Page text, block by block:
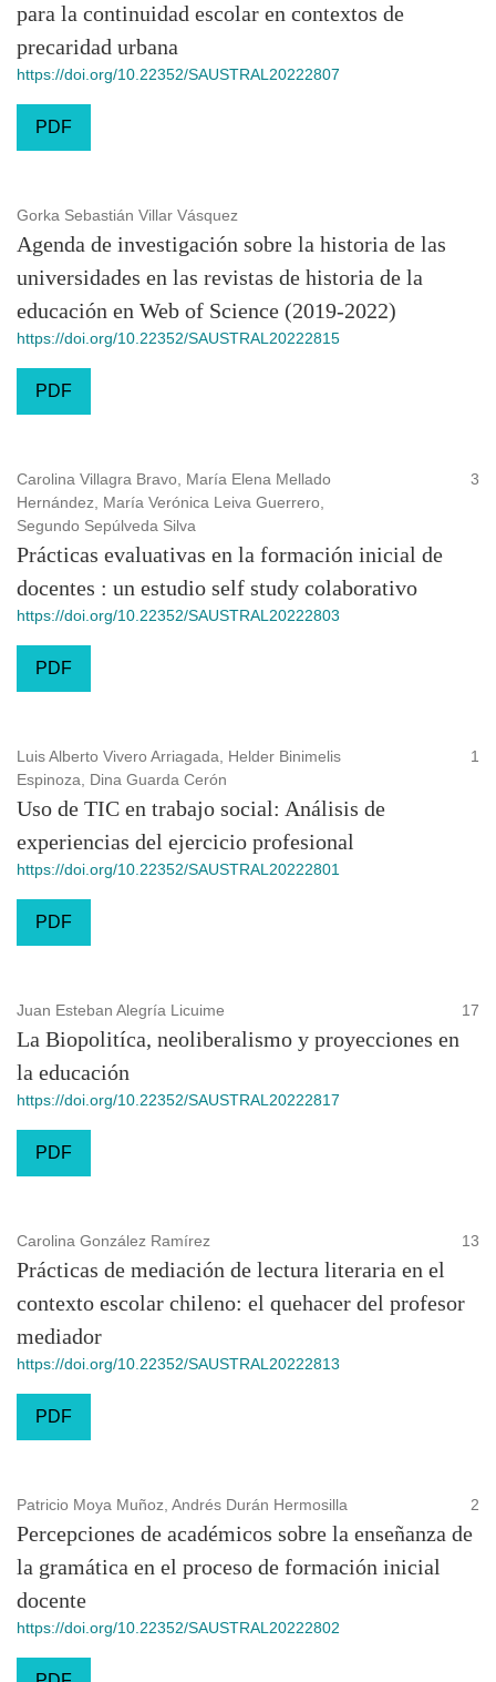
para la continuidad escolar en contextos de
precaridad urbana
https://doi.org/10.22352/SAUSTRAL20222807
PDF
Gorka Sebastián Villar Vásquez
Agenda de investigación sobre la historia de las
universidades en las revistas de historia de la
educación en Web of Science (2019-2022)
https://doi.org/10.22352/SAUSTRAL20222815
PDF
Carolina Villagra Bravo, María Elena Mellado
Hernández, María Verónica Leiva Guerrero,
Segundo Sepúlveda Silva
3
Prácticas evaluativas en la formación inicial de
docentes : un estudio self study colaborativo
https://doi.org/10.22352/SAUSTRAL20222803
PDF
Luis Alberto Vivero Arriagada, Helder Binimelis
Espinoza, Dina Guarda Cerón
1
Uso de TIC en trabajo social: Análisis de
experiencias del ejercicio profesional
https://doi.org/10.22352/SAUSTRAL20222801
PDF
Juan Esteban Alegría Licuime 17
La Biopolitíca, neoliberalismo y proyecciones en
la educación
https://doi.org/10.22352/SAUSTRAL20222817
PDF
Carolina González Ramírez 13
Prácticas de mediación de lectura literaria en el
contexto escolar chileno: el quehacer del profesor
mediador
https://doi.org/10.22352/SAUSTRAL20222813
PDF
Patricio Moya Muñoz, Andrés Durán Hermosilla 2
Percepciones de académicos sobre la enseñanza de
la gramática en el proceso de formación inicial
docente
https://doi.org/10.22352/SAUSTRAL20222802